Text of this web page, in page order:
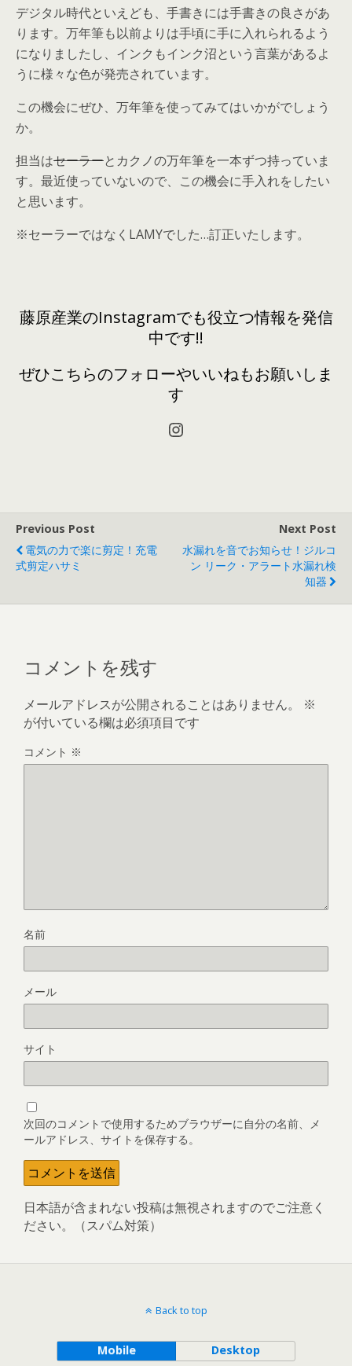
デジタル時代といえども、手書きには手書きの良さがあ
ります。万年筆も以前よりは手頃に手に入れられるよう
になりましたし、インクもインク沼という言葉があるよ
うに様々な色が発売されています。
この機会にぜひ、万年筆を使ってみてはいかがでしょう
か。
担当はセーラーとカクノの万年筆を一本ずつ持っていま
す。最近使っていないので、この機会に手入れをしたい
と思います。
※セーラーではなくLAMYでした…訂正いたします。
藤原産業のInstagramでも役立つ情報を発信
中です!!
ぜひこちらのフォローやいいねもお願いしま
す
Instagram
Previous Post
電気の力で楽に剪定！充電
式剪定ハサミ
Next Post
水漏れを音でお知らせ！ジルコ
ン リーク・アラート水漏れ検
知器
コメントを残す
メールアドレスが公開されることはありません。
※
が付いている欄は必須項目です
コメント ※
名前
メール
サイト
次回のコメントで使用するためブラウザーに自分の名前、メ
ールアドレス、サイトを保存する。
日本語が含まれない投稿は無視されますのでご注意く
ださい。（スパム対策）
Back to top
Mobile Desktop